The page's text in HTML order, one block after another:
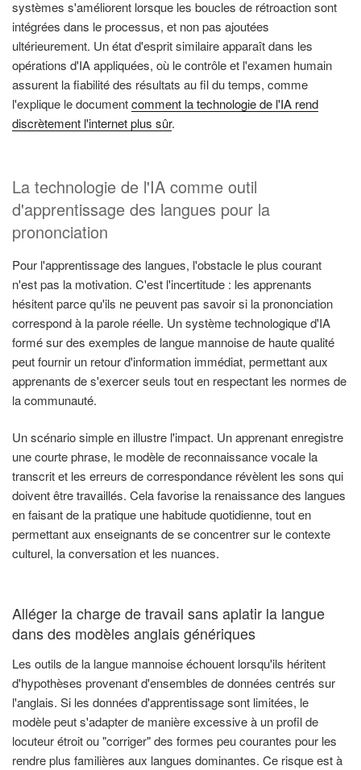
systèmes s'améliorent lorsque les boucles de rétroaction sont
intégrées dans le processus, et non pas ajoutées
ultérieurement. Un état d'esprit similaire apparaît dans les
opérations d'IA appliquées, où le contrôle et l'examen humain
assurent la fiabilité des résultats au fil du temps, comme
l'explique le documentcomment la technologie de l'IA rend
discrètement l'internet plus sûr.
La technologie de l'IA comme outil
d'apprentissage des langues pour la
prononciation
Pour l'apprentissage des langues, l'obstacle le plus courant
n'est pas la motivation. C'est l'incertitude : les apprenants
hésitent parce qu'ils ne peuvent pas savoir si la prononciation
correspond à la parole réelle. Un système technologique d'IA
formé sur des exemples de langue mannoise de haute qualité
peut fournir un retour d'information immédiat, permettant aux
apprenants de s'exercer seuls tout en respectant les normes de
la communauté.
Un scénario simple en illustre l'impact. Un apprenant enregistre
une courte phrase, le modèle de reconnaissance vocale la
transcrit et les erreurs de correspondance révèlent les sons qui
doivent être travaillés. Cela favorise la renaissance des langues
en faisant de la pratique une habitude quotidienne, tout en
permettant aux enseignants de se concentrer sur le contexte
culturel, la conversation et les nuances.
Alléger la charge de travail sans aplatir la langue
dans des modèles anglais génériques
Les outils de la langue mannoise échouent lorsqu'ils héritent
d'hypothèses provenant d'ensembles de données centrés sur
l'anglais. Si les données d'apprentissage sont limitées, le
modèle peut s'adapter de manière excessive à un profil de
locuteur étroit ou "corriger" des formes peu courantes pour les
rendre plus familières aux langues dominantes. Ce risque est à